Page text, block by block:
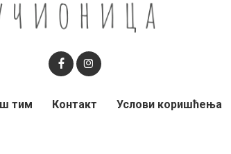
тим Контакт Услови коришћења